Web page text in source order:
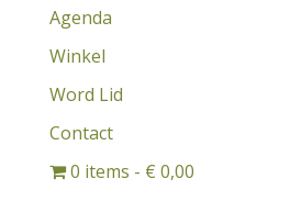
Agenda
Winkel
Word Lid
Contact
0 items
€ 0,00